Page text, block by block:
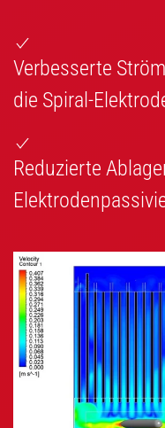
Verbesserte
die Spiral-
Reduzierte